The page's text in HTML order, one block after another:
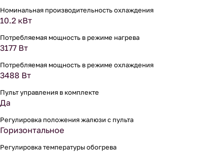
Номинальная производительность охлаждения
10.2 кВт
Потребляемая мощность в режиме нагрева
3177 Вт
Потребляемая мощность в режиме охлаждения
3488 Вт
Пульт управления в комплекте
Да
Регулировка положения жалюзи с пульта
Горизонтальное
Регулировка температуры обогрева